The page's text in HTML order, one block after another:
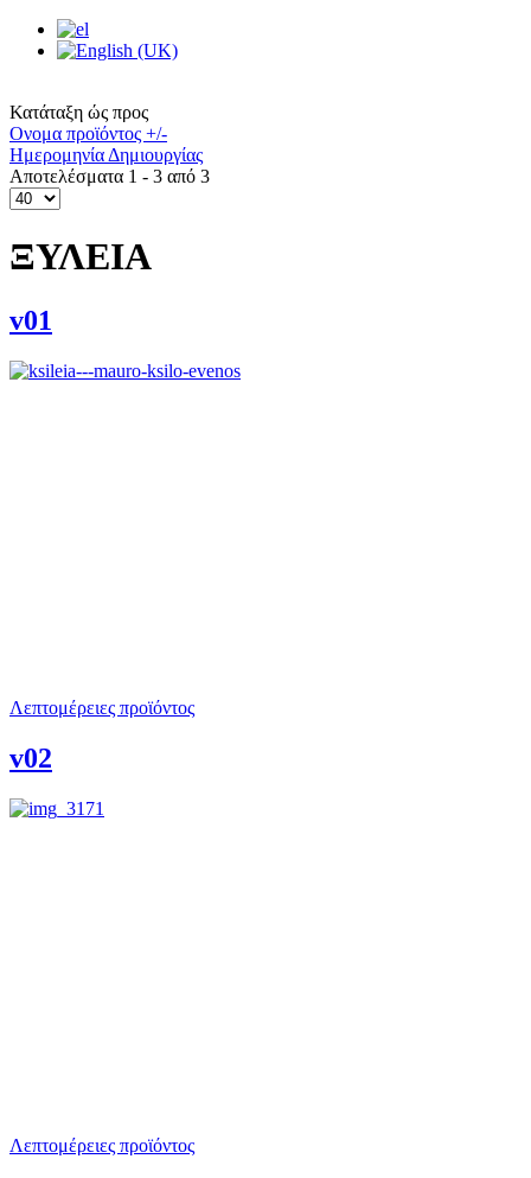
Κατάταξη ώς προς
Ονομα προϊόντος +/-
Ημερομηνία Δημιουργίας
Αποτελέσματα 1 - 3 από 3
ΞΥΛΕΙΑ
v01
Λεπτομέρειες προϊόντος
v02
Λεπτομέρειες προϊόντος